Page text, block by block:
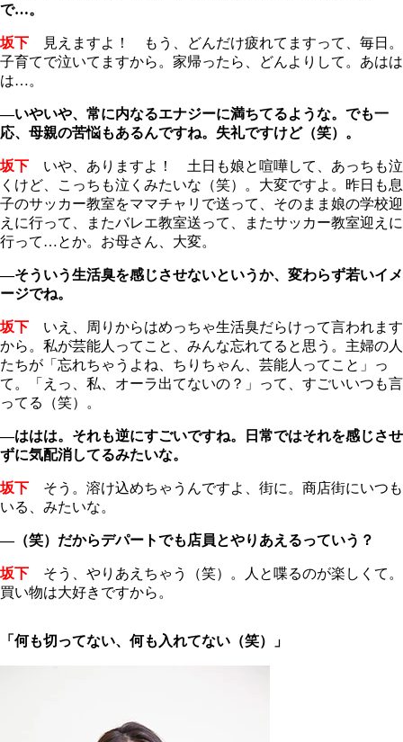
で…。
坂下 見えますよ！ もう、どんだけ疲れてますって、毎日。
子育てで泣いてますから。家帰ったら、どんよりして。あはは
は…。
―いやいや、常に内なるエナジーに満ちてるような。でも一
応、母親の苦悩もあるんですね。失礼ですけど（笑）。
坂下 いや、ありますよ！ 土日も娘と喧嘩して、あっちも泣
くけど、こっちも泣くみたいな（笑）。大変ですよ。昨日も息
子のサッカー教室をママチャリで送って、そのまま娘の学校迎
えに行って、またバレエ教室送って、またサッカー教室迎えに
行って…とか。お母さん、大変。
―そういう生活臭を感じさせないというか、変わらず若いイメ
ージでね。
坂下 いえ、周りからはめっちゃ生活臭だらけって言われます
から。私が芸能人ってこと、みんな忘れてると思う。主婦の人
たちが「忘れちゃうよね、ちりちゃん、芸能人ってこと」っ
て。「えっ、私、オーラ出てないの？」って、すごいいつも言
ってる（笑）。
―ははは。それも逆にすごいですね。日常ではそれを感じさせ
ずに気配消してるみたいな。
坂下 そう。溶け込めちゃうんですよ、街に。商店街にいつも
いる、みたいな。
―（笑）だからデパートでも店員とやりあえるっていう？
坂下 そう、やりあえちゃう（笑）。人と喋るのが楽しくて。
買い物は大好きですから。
「何も切ってない、何も入れてない（笑）」